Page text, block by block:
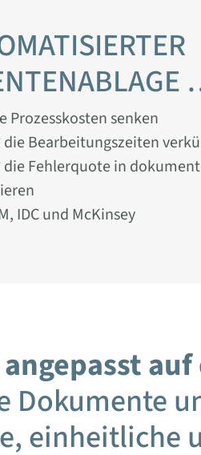
Prozesskosten senken
die Bearbeitungszeiten
die Fehlerquote in
IDC und McKinsey
Dokumente
einheitliche